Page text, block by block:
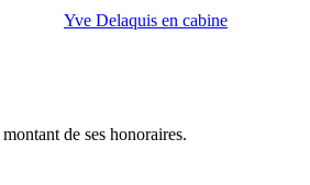
Yve Delaquis en cabine
de ses honoraires.